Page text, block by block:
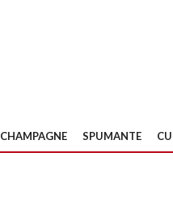
CHAMPAGNE SPUMANTE